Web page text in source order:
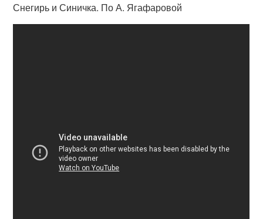
Снегирь и Синичка. По А. Ягафаровой